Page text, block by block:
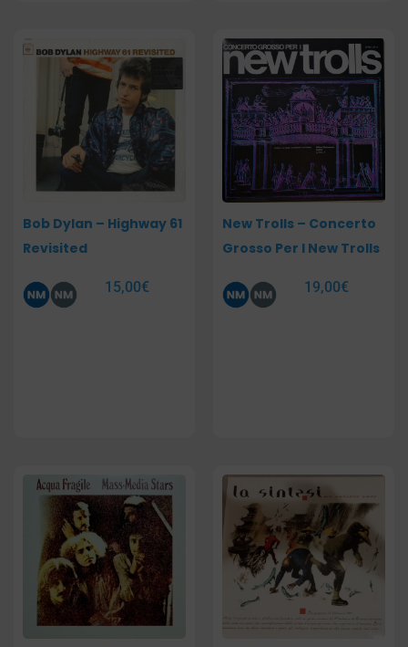
Bob Dylan – Highway 61
Revisited
15,00€
New Trolls – Concerto
Grosso Per I New Trolls
19,00€